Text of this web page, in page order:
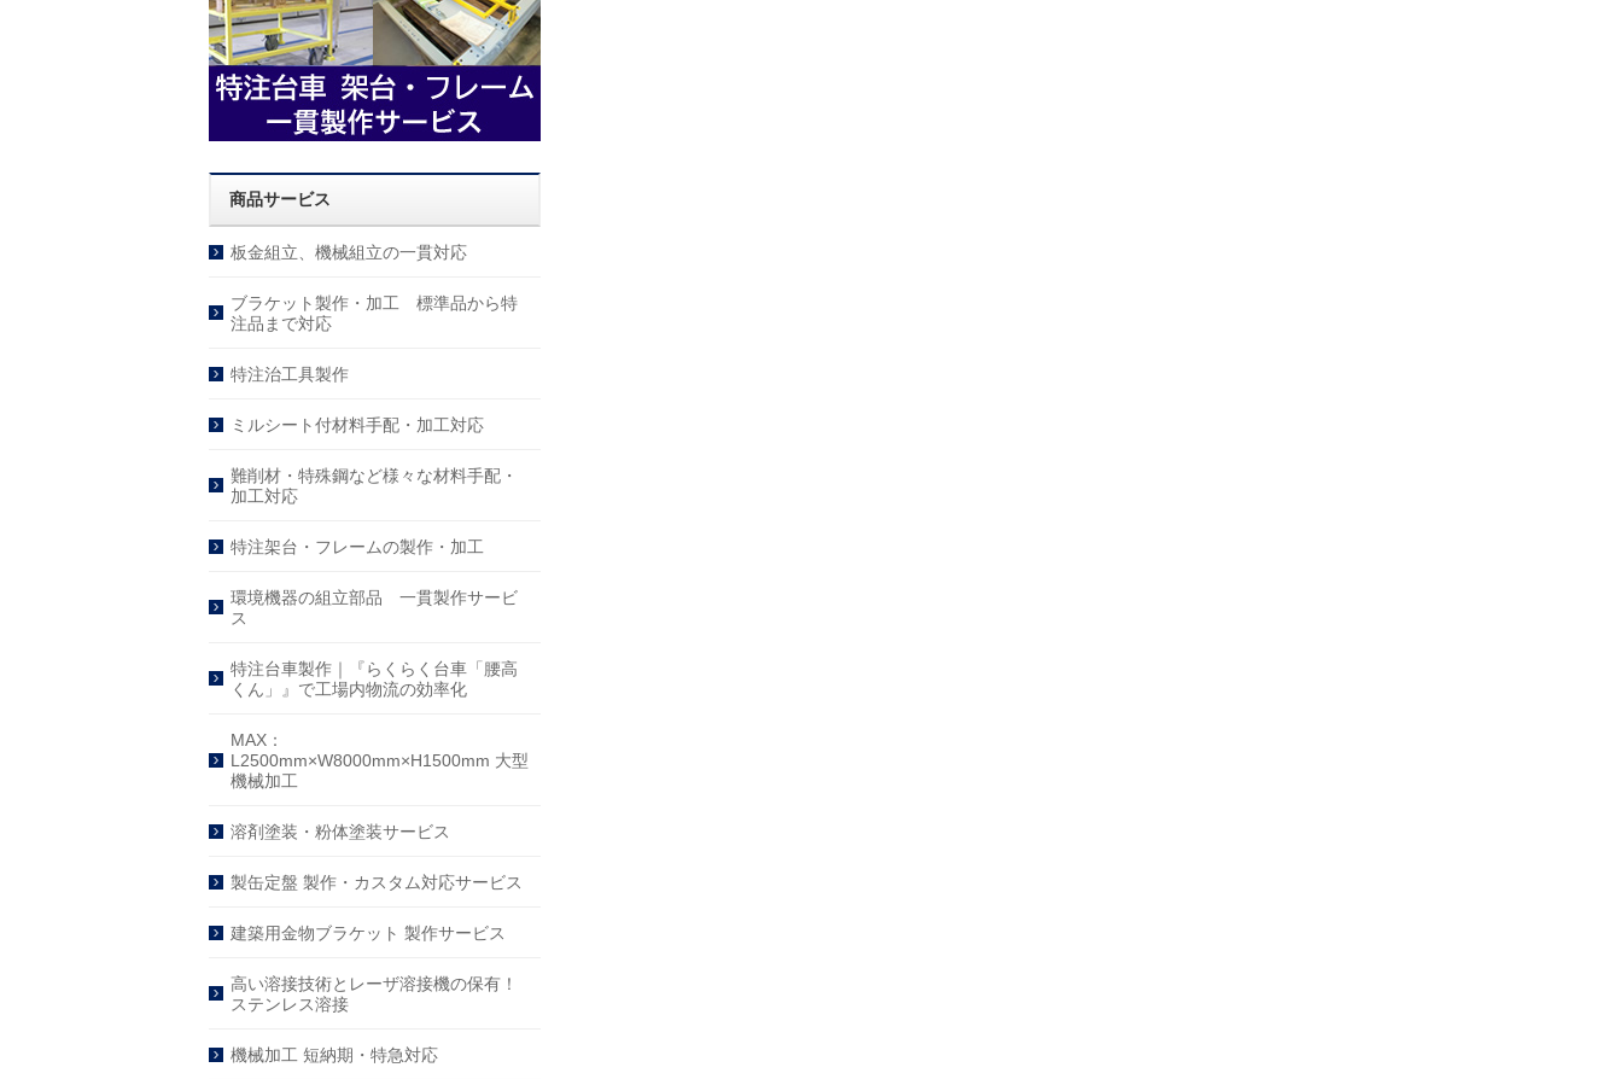
商品サービス
板金組立、機械組立の一貫対応
ブラケット製作・加工 標準品から特
注品まで対応
特注治工具製作
ミルシート付材料手配・加工対応
難削材・特殊鋼など様々な材料手配・
加工対応
特注架台・フレームの製作・加工
環境機器の組立部品 一貫製作サービ
ス
特注台車製作｜『らくらく台車「腰高
くん」』で工場内物流の効率化
MAX：
L2500mm×W8000mm×H1500mm 大型
機械加工
溶剤塗装・粉体塗装サービス
製缶定盤 製作・カスタム対応サービス
建築用金物ブラケット 製作サービス
高い溶接技術とレーザ溶接機の保有！
ステンレス溶接
機械加工 短納期・特急対応